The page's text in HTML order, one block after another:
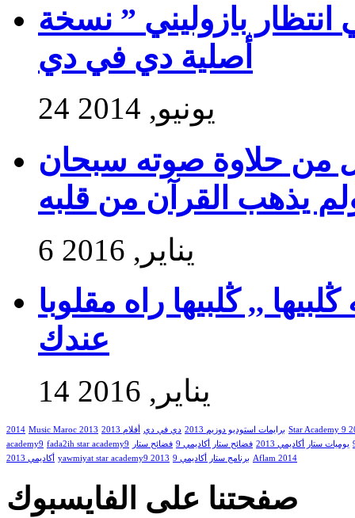
بازوليني ” نسخة
أصلية دي في دي
24 يونيو, 2014
من حلاوة صوته سبحان
يذهب القرآن من قلبه
6 يناير, 2016
,, ڭلبيها راه مقلوبا
عندك
14 يناير, 2016
2014 Music Maroc 2013 برايمات استوديو دوزيم 2013 دي في دي أفلام 2013
Star Academy 9
academy9 fada2ih star academy9 يوميات ستار أكاديمي 2013 فضائح ستار أكاديمي 9
فضائح ستار
أكاديمي 2013 yawmiyat star academy9 2013 برنامج ستار أكاديمي 9 Aflam 2014
صفحتنا على الفايسبوك